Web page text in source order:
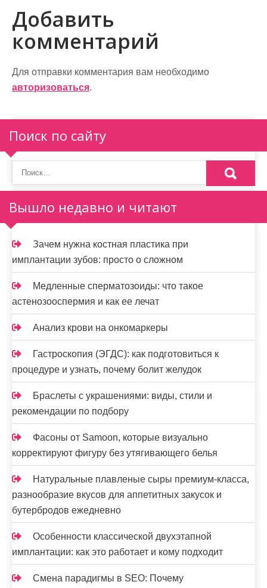
в
и
г
а
и
я
п
о
з
а
п
и
с
я
м
Добавить
комментарий
Для отправки комментария вам необходимо
авторизоваться.
Поиск по сайту
Вышло недавно и читают
Зачем нужна костная пластика при
имплантации зубов: просто о сложном
Медленные сперматозоиды: что такое
астенозооспермия и как ее лечат
Анализ крови на онкомаркеры
Гастроскопия (ЭГДС): как подготовиться к
процедуре и узнать, почему болит желудок
Браслеты с украшениями: виды, стили и
рекомендации по подбору
Фасоны от Samoon, которые визуально
корректируют фигуру без утягивающего белья
Натуральные плавленые сыры премиум-класса,
разнообразие вкусов для аппетитных закусок и
бутербродов ежедневно
Особенности классической двухэтапной
имплантации: как это работает и кому подходит
Смена парадигмы в SEO: Почему